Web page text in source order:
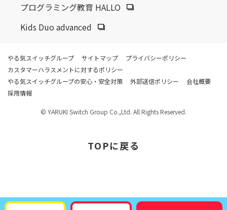
プログラミング教育 HALLO
Kids Duo advanced
やる気スイッチグループ サイトマップ
プライバシーポリシー
カスタマーハラスメントに対するポリシー
やる気スイッチグループの安心・安全対策
外部送信ポリシー
会社概要
採用情報
© YARUKI Switch Group Co.,Ltd. All Rights Reserved.
TOPに戻る